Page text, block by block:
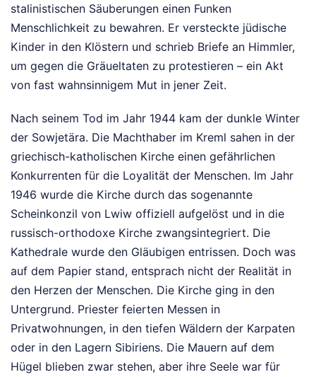
stalinistischen Säuberungen einen Funken
Menschlichkeit zu bewahren. Er versteckte jüdische
Kinder in den Klöstern und schrieb Briefe an Himmler,
um gegen die Gräueltaten zu protestieren – ein Akt
von fast wahnsinnigem Mut in jener Zeit.
Nach seinem Tod im Jahr 1944 kam der dunkle Winter
der Sowjetära. Die Machthaber im Kreml sahen in der
griechisch-katholischen Kirche einen gefährlichen
Konkurrenten für die Loyalität der Menschen. Im Jahr
1946 wurde die Kirche durch das sogenannte
Scheinkonzil von Lwiw offiziell aufgelöst und in die
russisch-orthodoxe Kirche zwangsintegriert. Die
Kathedrale wurde den Gläubigen entrissen. Doch was
auf dem Papier stand, entsprach nicht der Realität in
den Herzen der Menschen. Die Kirche ging in den
Untergrund. Priester feierten Messen in
Privatwohnungen, in den tiefen Wäldern der Karpaten
oder in den Lagern Sibiriens. Die Mauern auf dem
Hügel blieben zwar stehen, aber ihre Seele war für